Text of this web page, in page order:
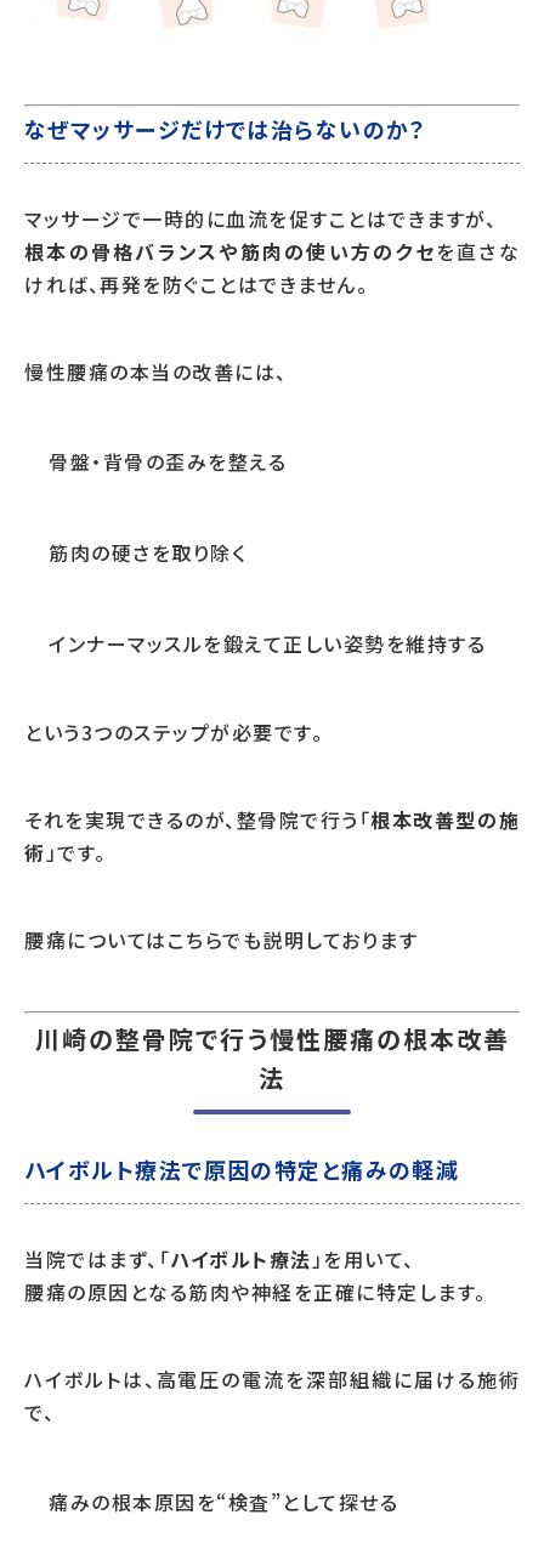
なぜマッサージだけでは治らないのか？
マッサージで一時的に血流を促すことはできますが、
根本の骨格バランスや筋肉の使い方のクセを直さな
ければ、再発を防ぐことはできません。
慢性腰痛の本当の改善には、
骨盤・背骨の歪みを整える
筋肉の硬さを取り除く
インナーマッスルを鍛えて正しい姿勢を維持する
という3つのステップが必要です。
それを実現できるのが、整骨院で行う「根本改善型の施
術」です。
腰痛についてはこちらでも説明しております
川崎の整骨院で行う慢性腰痛の根本改善
法
ハイボルト療法で原因の特定と痛みの軽減
当院ではまず、「ハイボルト療法」を用いて、
腰痛の原因となる筋肉や神経を正確に特定します。
ハイボルトは、高電圧の電流を深部組織に届ける施術
で、
痛みの根本原因を“検査”として探せる